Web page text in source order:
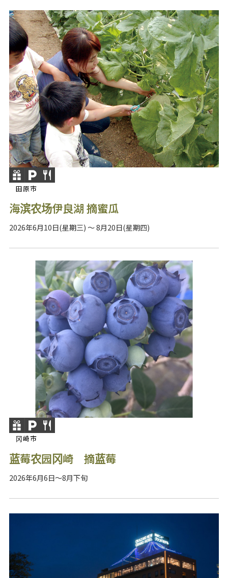
田原市
海滨农场伊良湖 摘蜜瓜
2026年6月10日(星期三) ～ 8月20日(星期四)
冈崎市
蓝莓农园冈崎 摘蓝莓
2026年6月6日～8月下旬